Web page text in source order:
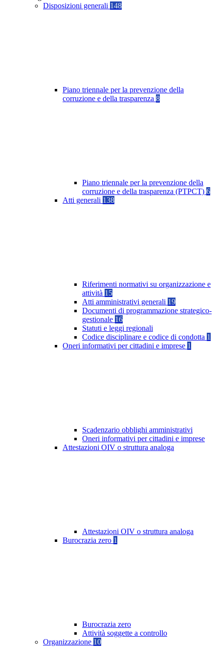
Disposizioni generali 148
Piano triennale per la prevenzione della
corruzione e della trasparenza 8
Piano triennale per la prevenzione della
corruzione e della trasparenza (PTPCT) 6
Atti generali 138
Riferimenti normativi su organizzazione e
attività 15
Atti amministrativi generali 19
Documenti di programmazione strategico-
gestionale 16
Statuti e leggi regionali
Codice disciplinare e codice di condotta 1
Oneri informativi per cittadini e imprese 1
Scadenzario obblighi amministrativi
Oneri informativi per cittadini e imprese
Attestazioni OIV o struttura analoga
Attestazioni OIV o struttura analoga
Burocrazia zero 1
Burocrazia zero
Attività soggette a controllo
Organizzazione 10